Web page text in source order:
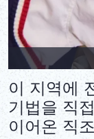
이 지역에
기법을 직
이어온 직